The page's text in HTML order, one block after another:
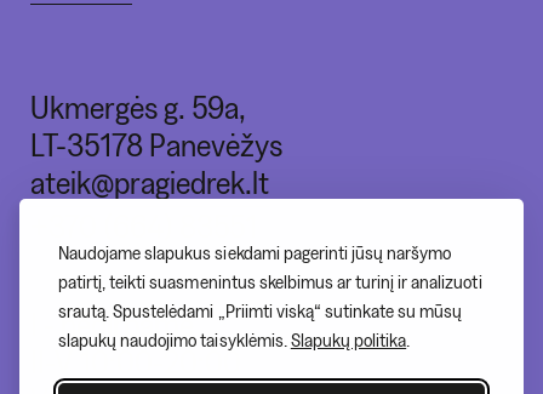
Naudojame slapukus siekdami pagerinti jūsų naršymo
patirtį, teikti suasmenintus skelbimus ar turinį ir analizuoti
srautą. Spustelėdami „Priimti viską“ sutinkate su mūsų
slapukų naudojimo taisyklėmis. Slapukų politika
Ukmergės g. 59a,
LT-35178 Panevėžys
ateik@pragiedrek.lt
I - nedirbame
II-V 10:00-20:00